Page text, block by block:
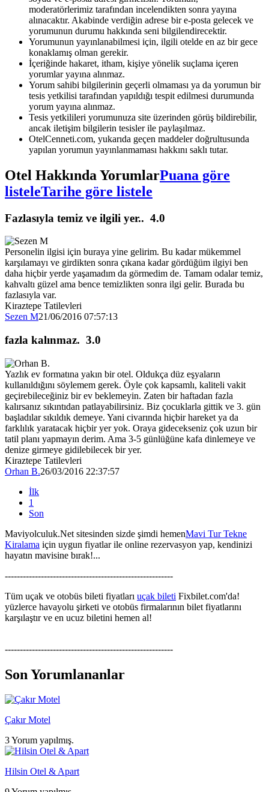
moderatörlerimiz tarafından incelendikten sonra yayına
alınacaktır. Akabinde verdiğin adrese bir e-posta gelecek ve
yorumunun durumu hakkında seni bilgilendirecektir.
Yorumunun yayınlanabilmesi için, ilgili otelde en az bir gece
konaklamış olman gerekir.
İçeriğinde hakaret, itham, kişiye yönelik suçlama içeren
yorumlar yayına alınmaz.
Yorum sahibi bilgilerinin geçerli olmaması ya da yorumun bir
tesis yetkilisi tarafından yapıldığı tespit edilmesi durumunda
yorum yayına alınmaz.
Tesis yetkilileri yorumunuza site üzerinden görüş bildirebilir,
ancak iletişim bilgilerin tesisler ile paylaşılmaz.
OtelCenneti.com, yukarıda geçen maddeler doğrultusunda
yapılan yorumun yayınlanmaması hakkını saklı tutar.
Otel Hakkında YorumlarPuana göre
listeleTarihe göre listele
Fazlasıyla temiz ve ilgili yer.. 4.0
Personelin ilgisi için buraya yine gelirim. Bu kadar mükemmel
karşılamayı ve girdikten sonra çıkana kadar gördüğüm ilgiyi ben
daha hiçbir yerde yaşamadım da görmedim de. Tamam odalar temiz,
kahvaltı güzel ama bence temizlikten sonra ilgi gelir. Burada bu
fazlasıyla var.
Kiraztepe Tatilevleri
Sezen M21/06/2016 07:57:13
fazla kalınmaz. 3.0
Yazlık ev formatına yakın bir otel. Oldukça düz eşyaların
kullanıldığını söylemem gerek. Öyle çok kapsamlı, kaliteli vakit
geçirebileceğiniz bir ev beklemeyin. Zaten bir haftadan fazla
kalırsanız sıkıntıdan patlayabilirsiniz. Biz çocuklarla gittik ve 3. gün
başladılar sıkıldık demeye. Yani civarında hiçbir hareket ya da
farklılık yaratacak hiçbir yer yok. Oraya gidecekseniz çok uzun bir
tatil planı yapmayın derim. Ama 3-5 günlüğüne kafa dinlemeye ve
denize girmeye gidilebilecek bir yer.
Kiraztepe Tatilevleri
Orhan B.26/03/2016 22:37:57
İlk
1
Son
Maviyolculuk.Net sitesinden sizde şimdi hemenMavi Tur Tekne
Kiralama için uygun fiyatlar ile online rezervasyon yap, kendinizi
hayatın mavisine bırak!...
--------------------------------------------------------
Tüm uçak ve otobüs bileti fiyatları uçak bileti Fixbilet.com'da!
yüzlerce havayolu şirketi ve otobüs firmalarının bilet fiyatlarını
karşılaştır ve en ucuz biletini hemen al!
--------------------------------------------------------
Son Yorumlananlar
Çakır Motel
3 Yorum yapılmış.
Hilsin Otel & Apart